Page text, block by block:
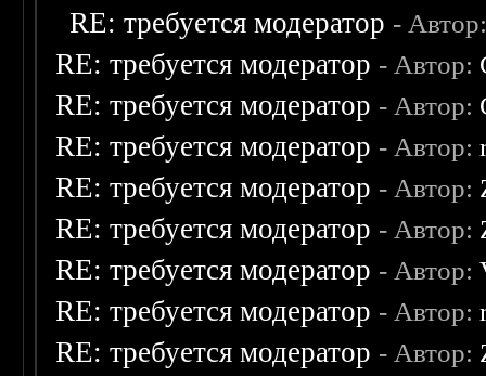
RE: требуется модератор -
RE: требуется модератор - Автор:
RE: требуется модератор - Автор:
RE: требуется модератор - Автор:
RE: требуется модератор - Автор:
RE: требуется модератор - Автор:
RE: требуется модератор - Автор:
RE: требуется модератор - Автор:
RE: требуется модератор - Автор: